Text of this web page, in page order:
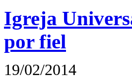
Igreja
por fiel
19/02/2014